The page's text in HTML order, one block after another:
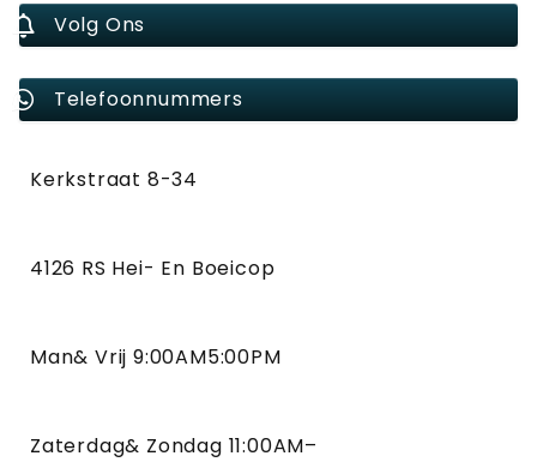
Volg Ons
Telefoonnummers
Kerkstraat 8-34
4126 RS Hei- En Boeicop
Man& Vrij 9:00AM5:00PM
Zaterdag& Zondag 11:00AM–